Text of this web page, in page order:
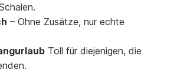
– Ohne Zusätze, nur echte
Toll für diejenigen, die